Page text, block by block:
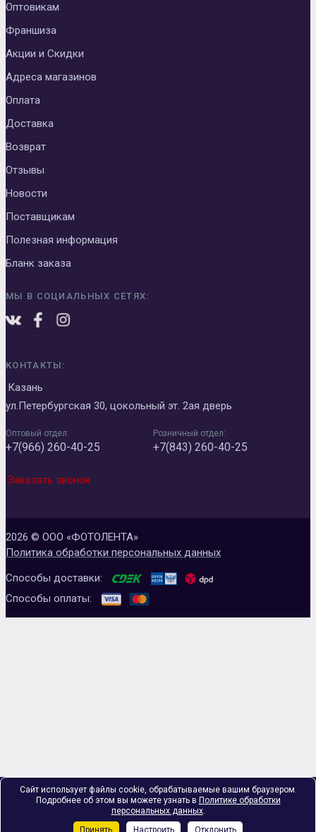
Оптовикам
Франшиза
Акции и Скидки
Адреса магазинов
Оплата
Доставка
Возврат
Отзывы
Новости
Поставщикам
Полезная информация
Бланк заказа
МЫ В СОЦИАЛЬНЫХ СЕТЯХ:
КОНТАКТЫ:
Казань
ул.Петербургская 30, цокольный эт. 2ая дверь
Оптовый отдел:
+7(966) 260-40-25
Розничный отдел:
+7(843) 260-40-25
Заказать звонок
2026 © ООО «ФОТОЛЕНТА»
Политика обработки персональных данных
Способы доставки:
Способы оплаты:
Сайт использует файлы cookie, обрабатываемые вашим браузером.
Подробнее об этом вы можете узнать в Политике обработки
персональных данных.
Принять
Настроить Отклонить